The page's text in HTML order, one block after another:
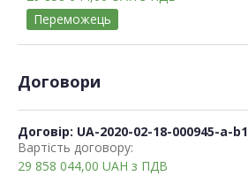
Переможець
Договори
Договір: UA-2020-02-18-000945-a-b1
Вартість договору:
29 858 044,00 UAH з ПДВ